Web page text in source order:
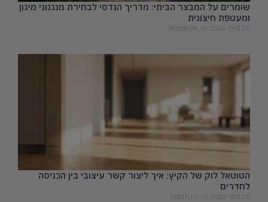
שומרים על המבצר הביתי: מדריך הנדסי לבחירת מנגנוני מיגון
ומעטפת חיצונית
15 ביולי 2026 אין תגובות
הטוטאל לוק של הקיץ: איך ליצור קשר עיצובי בין הכניסה
לחדרים
18 ביוני 2026 אין תגובות